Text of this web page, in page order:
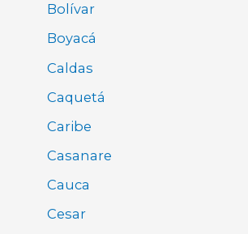
Bolívar
Boyacá
Caldas
Caquetá
Caribe
Casanare
Cauca
Cesar